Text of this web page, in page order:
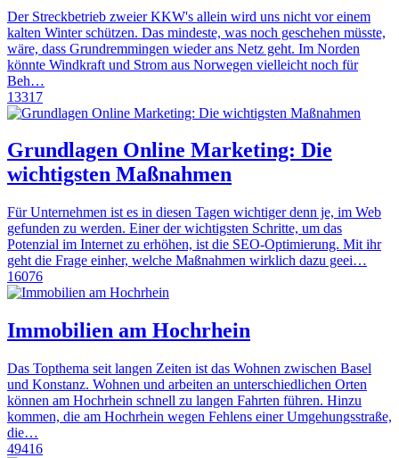
Der Streckbetrieb zweier KKW's allein wird uns nicht vor einem
kalten Winter schützen. Das mindeste, was noch geschehen müsste,
wäre, dass Grundremmingen wieder ans Netz geht. Im Norden
könnte Windkraft und Strom aus Norwegen vielleicht noch für
Beh…
13317
Grundlagen Online Marketing: Die
wichtigsten Maßnahmen
Für Unternehmen ist es in diesen Tagen wichtiger denn je, im Web
gefunden zu werden. Einer der wichtigsten Schritte, um das
Potenzial im Internet zu erhöhen, ist die SEO-Optimierung. Mit ihr
geht die Frage einher, welche Maßnahmen wirklich dazu geei…
16076
Immobilien am Hochrhein
Das Topthema seit langen Zeiten ist das Wohnen zwischen Basel
und Konstanz. Wohnen und arbeiten an unterschiedlichen Orten
können am Hochrhein schnell zu langen Fahrten führen. Hinzu
kommen, die am Hochrhein wegen Fehlens einer Umgehungsstraße,
die…
49416